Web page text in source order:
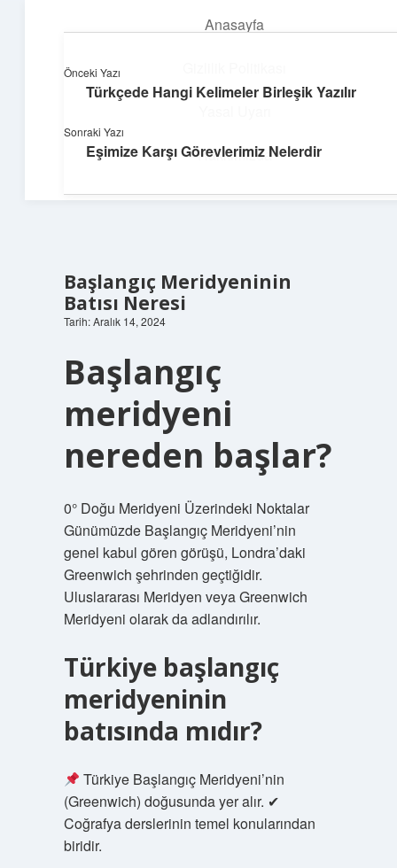
Anasayfa
Hakkımızda
Pratik Çözüm Rehberi
Hayatını kolaylaştıran zekice fikirler!
Başlangıç Meridyeninin
Batısı Neresi
Tarih: Aralık 14, 2024
Başlangıç
meridyeni
nereden başlar?
0° Doğu Meridyeni Üzerindeki Noktalar
Günümüzde Başlangıç ​​Meridyeni’nin
genel kabul gören görüşü, Londra’daki
Greenwich şehrinden geçtiğidir.
Uluslararası Meridyen veya Greenwich
Meridyeni olarak da adlandırılır.
Türkiye başlangıç
meridyeninin
batısında mıdır?
Türkiye Başlangıç ​​Meridyeni’nin
(Greenwich) doğusunda yer alır. ✔
Coğrafya derslerinin temel konularından
biridir.
Önceki Yazı
Türkçede Hangi Kelimeler Birleşik Yazılır
Sonraki Yazı
Eşimize Karşı Görevlerimiz Nelerdir